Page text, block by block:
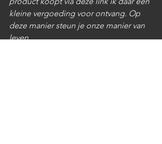
kleine vergoeding voor ontvang. Op
deze manier steun je onze manier van
leven.